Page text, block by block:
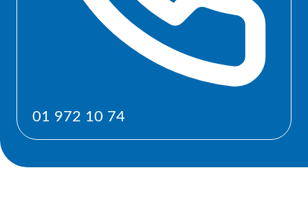
01 972 10 74